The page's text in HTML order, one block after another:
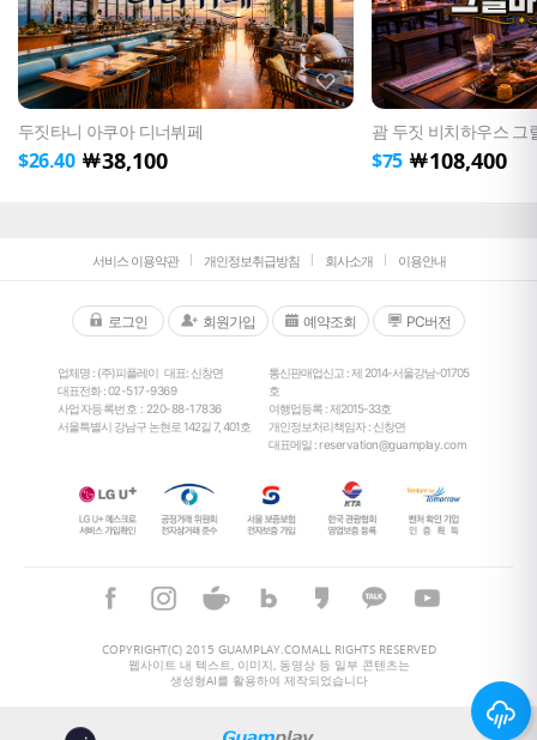
두짓타니 아쿠아 디너뷔페
$26.40 ￦38,100
괌 두짓 비치하우스 그
$75 ￦108,400
서비스 이용약관 개인정보취급방침 회사소개 이용안내
로그인 회원가입 예약조회 PC버전
업체명 : (주)피플레이 대표: 신창면
대표전화 :02-517-9369
사업자등록번호 : 220-88-17836
서울특별시 강남구 논현로 142길 7, 401호
통신판매업신고 : 제 2014-서울강남-01705
호
여행업등록 : 제2015-33호
개인정보처리책임자 : 신창면
대표메일 :reservation@guamplay.com
COPYRIGHT(C) 2015 GUAMPLAY.COMALL RIGHTS RESERVED
웹사이트 내 텍스트, 이미지, 동영상 등 일부 콘텐츠는
생성형AI를 활용하여 제작되었습니다